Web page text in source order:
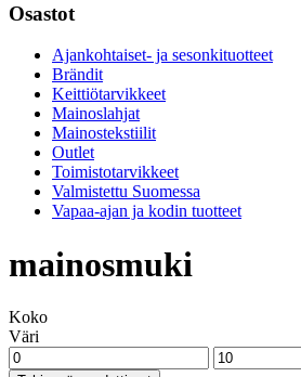
Osastot
Ajankohtaiset- ja sesonkituotteet
Brändit
Keittiötarvikkeet
Mainoslahjat
Mainostekstiilit
Outlet
Toimistotarvikkeet
Valmistettu Suomessa
Vapaa-ajan ja kodin tuotteet
mainosmuki
Koko
Väri